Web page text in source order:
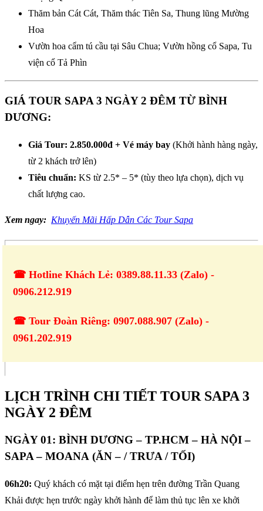
Thăm bản Cát Cát, Thăm thác Tiên Sa, Thung lũng Mường
Hoa
Vườn hoa cẩm tú cầu tại Sâu Chua; Vườn hồng cổ Sapa, Tu
viện cổ Tả Phìn
GIÁ TOUR SAPA 3 NGÀY 2 ĐÊM TỪ BÌNH
DƯƠNG:
Giá Tour: 2.850.000đ + Vé máy bay (Khởi hành hàng ngày,
từ 2 khách trở lên)
Tiêu chuẩn: KS từ 2.5* – 5* (tùy theo lựa chọn), dịch vụ
chất lượng cao.
Xem ngay: Khuyến Mãi Hấp Dẫn Các Tour Sapa
☎ Hotline Khách Lẻ: 0389.88.11.33 (Zalo) -
0906.212.919
☎ Tour Đoàn Riêng: 0907.088.907 (Zalo) -
0961.202.919
LỊCH TRÌNH CHI TIẾT TOUR SAPA 3
NGÀY 2 ĐÊM
NGÀY 01: BÌNH DƯƠNG – TP.HCM – HÀ NỘI –
SAPA – MOANA (ĂN – / TRƯA / TỐI)
06h20: Quý khách có mặt tại điểm hẹn trên đường Trần Quang
Khải được hẹn trước ngày khởi hành để làm thủ tục lên xe khởi